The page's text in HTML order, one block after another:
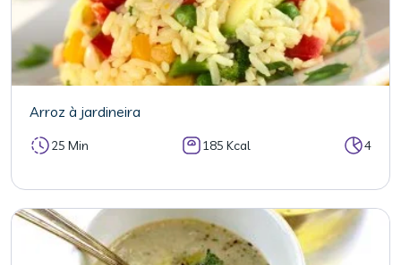
Arroz à jardineira
25 Min 185 Kcal 4